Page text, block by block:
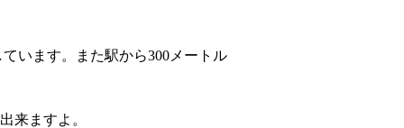
います。また駅から300メートル
来ますよ。